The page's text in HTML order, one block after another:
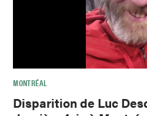
MONTRÉAL
Disparition de Luc